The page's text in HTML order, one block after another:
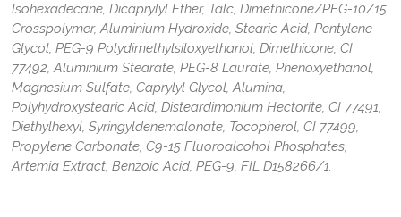
Isohexadecane, Dicaprylyl Ether, Talc, Dimethicone/PEG-10/15
Crosspolymer, Aluminium Hydroxide, Stearic Acid, Pentylene
Glycol, PEG-9 Polydimethylsiloxyethanol, Dimethicone, CI
77492, Aluminium Stearate, PEG-8 Laurate, Phenoxyethanol,
Magnesium Sulfate, Caprylyl Glycol, Alumina,
Polyhydroxystearic Acid, Disteardimonium Hectorite, CI 77491,
Diethylhexyl, Syringyldenemalonate, Tocopherol, CI 77499,
Propylene Carbonate, C9-15 Fluoroalcohol Phosphates,
Artemia Extract, Benzoic Acid, PEG-9, FIL D158266/1.